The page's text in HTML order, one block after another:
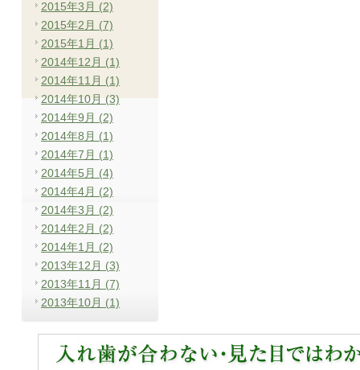
2015年3月 (2)
2015年2月 (7)
2015年1月 (1)
2014年12月 (1)
2014年11月 (1)
2014年10月 (3)
2014年9月 (2)
2014年8月 (1)
2014年7月 (1)
2014年5月 (4)
2014年4月 (2)
2014年3月 (2)
2014年2月 (2)
2014年1月 (2)
2013年12月 (3)
2013年11月 (7)
2013年10月 (1)